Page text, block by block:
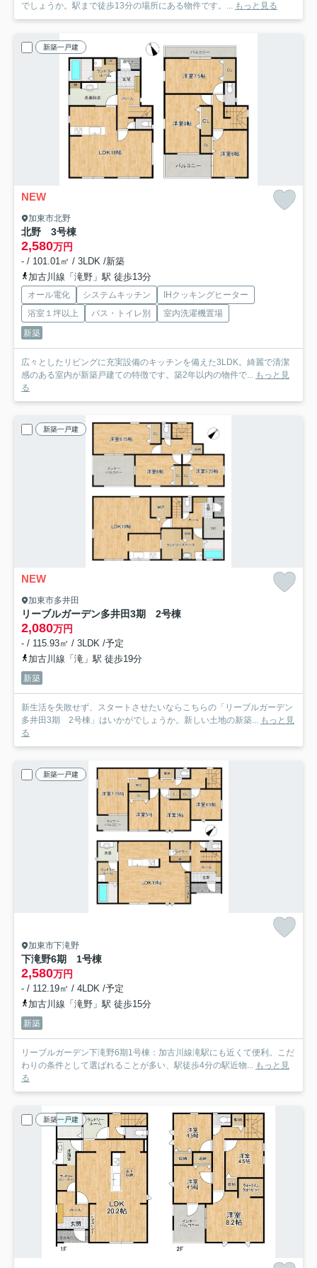
でしょうか。駅まで徒歩13分の場所にある物件です。... もっと見る
新築一戸建
NEW
加東市北野
北野 3号棟
2,580万円
- / 101.01㎡ / 3LDK /新築
加古川線「滝野」駅 徒歩13分
オール電化 システムキッチン
IHクッキングヒーター
浴室１坪以上
バス・トイレ別
室内洗濯機置場
新築
広々としたリビングに充実設備のキッチンを備えた3LDK。綺麗で清潔
感のある室内が新築戸建ての特徴です。築2年以内の物件で... もっと見
る
新築一戸建
NEW
加東市多井田
リーブルガーデン多井田3期 2号棟
2,080万円
- / 115.93㎡ / 3LDK /予定
加古川線「滝」駅 徒歩19分
新築
新生活を失敗せず、スタートさせたいならこちらの「リーブルガーデン
多井田3期 2号棟」はいかがでしょうか。新しい土地の新築... もっと見
る
新築一戸建
加東市下滝野
下滝野6期 1号棟
2,580万円
- / 112.19㎡ / 4LDK /予定
加古川線「滝野」駅 徒歩15分
新築
リーブルガーデン下滝野6期1号棟：加古川線滝駅にも近くて便利。こだ
わりの条件として選ばれることが多い、駅徒歩4分の駅近物... もっと見
る
新築一戸建